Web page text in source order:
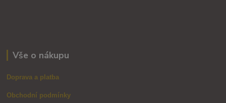
Vše o nákupu
Doprava a platba
Obchodní podmínky